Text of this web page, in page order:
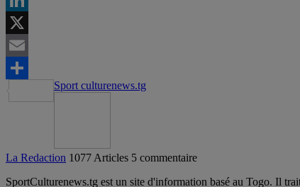
LinkedIn
X
Email
Partager
Sport culturenews.tg
La Redaction 1077 Articles 5 commentaire
SportCulturenews.tg est un site d'information basé au Togo. Il